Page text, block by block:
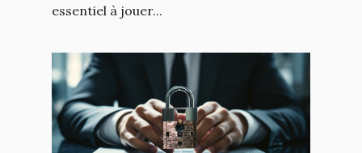
essentiel à jouer...